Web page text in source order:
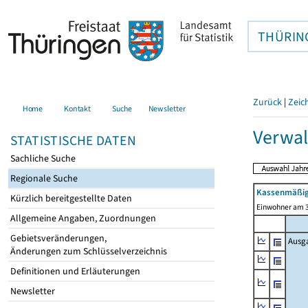
Home Kontakt Suche Newsletter
STATISTISCHE DATEN
Sachliche Suche
Regionale Suche
Kürzlich bereitgestellte Daten
Allgemeine Angaben, Zuordnungen
Gebietsveränderungen,
Änderungen zum Schlüsselverzeichnis
Definitionen und Erläuterungen
Newsletter
Zurück |
Einwohner am